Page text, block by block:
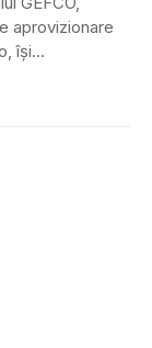
aprovizionare
își...